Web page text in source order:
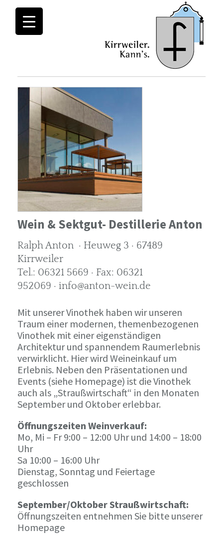
Wein & Sektgut- Destillerie Anton
Ralph Anton · Heuweg 3 · 67489
Kirrweiler
Tel.: 06321 5669 · Fax: 06321
952069 · info@anton-wein.de
Mit unserer Vinothek haben wir unseren
Traum einer modernen, themenbezogenen
Vinothek mit einer eigenständigen
Architektur und spannendem Raumerlebnis
verwirklicht. Hier wird Weineinkauf um
Erlebnis. Neben den Präsentationen und
Events (siehe Homepage) ist die Vinothek
auch als „Straußwirtschaft“ in den Monaten
September und Oktober erlebbar.
Öffnungszeiten Weinverkauf:
Mo, Mi – Fr 9:00 – 12:00 Uhr und 14:00 – 18:00
Uhr
Sa 10:00 – 16:00 Uhr
Dienstag, Sonntag und Feiertage
geschlossen
September/Oktober Straußwirtschaft:
Öffnungszeiten entnehmen Sie bitte unserer
Homepage